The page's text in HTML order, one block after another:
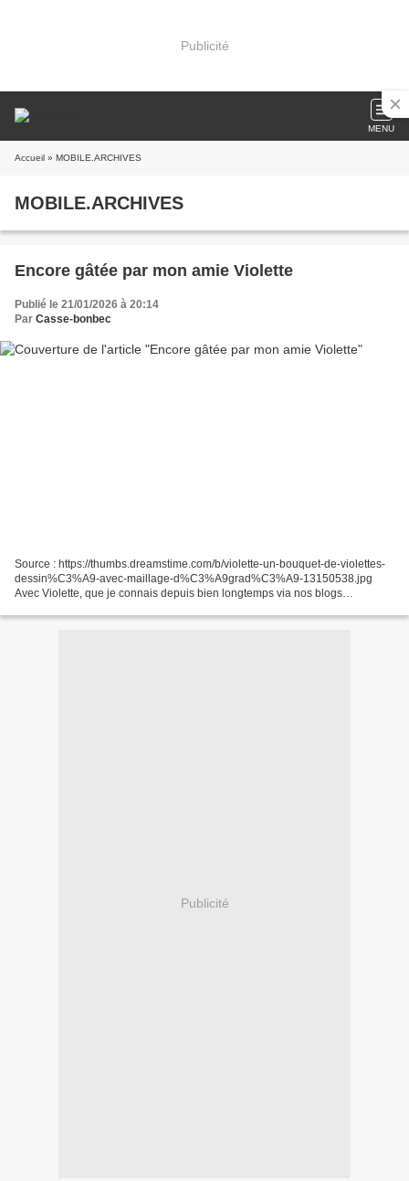
Publicité
MENU
Accueil » MOBILE.ARCHIVES
MOBILE.ARCHIVES
Encore gâtée par mon amie Violette
Publié le 21/01/2026 à 20:14
Par Casse-bonbec
Source : https://thumbs.dreamstime.com/b/violette-un-bouquet-de-violettes-
dessin%C3%A9-avec-maillage-d%C3%A9grad%C3%A9-13150538.jpg
Avec Violette, que je connais depuis bien longtemps via nos blogs
Publicité